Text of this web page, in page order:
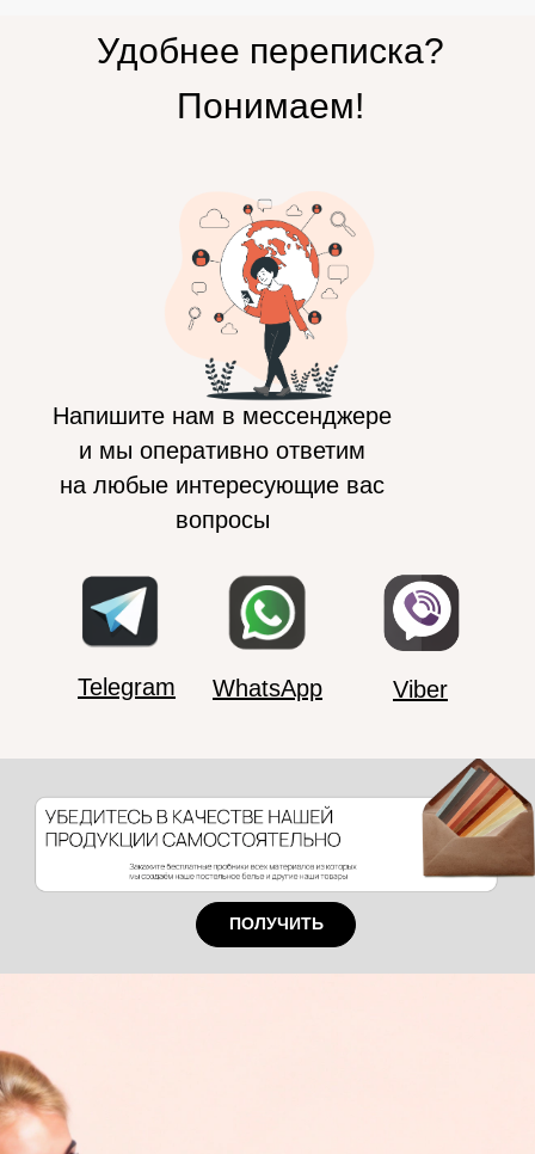
Напишите нам в мессенджере
и мы оперативно ответим
на любые интересующие вас
вопросы
Удобнее переписка?
Понимаем!
Telegram WhatsApp Viber
ПОЛУЧИТЬ